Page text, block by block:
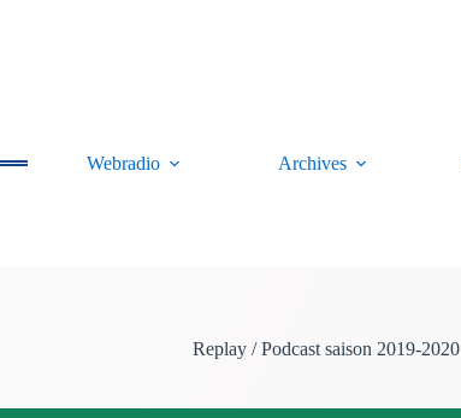
Webradio Archives
Replay / Podcast saison 2019-2020